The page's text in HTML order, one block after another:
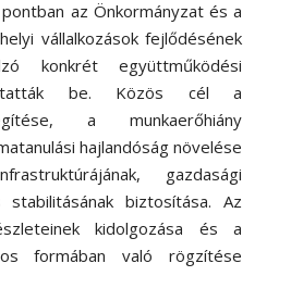
az Önkormányzat és a
vállalkozások fejlődésének
konkrét együttműködési
be. Közös cél a
a munkaerőhiány
hajlandóság növelése
gazdasági
stabilitásának biztosítása. Az
kidolgozása és a
formában való rögzítése